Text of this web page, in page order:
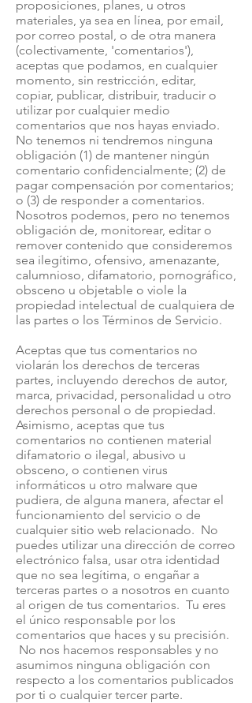
proposiciones, planes, u otros
materiales, ya sea en línea, por email,
por correo postal, o de otra manera
(colectivamente, 'comentarios'),
aceptas que podamos, en cualquier
momento, sin restricción, editar,
copiar, publicar, distribuir, traducir o
utilizar por cualquier medio
comentarios que nos hayas enviado.
No tenemos ni tendremos ninguna
obligación (1) de mantener ningún
comentario confidencialmente; (2) de
pagar compensación por comentarios;
o (3) de responder a comentarios.
Nosotros podemos, pero no tenemos
obligación de, monitorear, editar o
remover contenido que consideremos
sea ilegítimo, ofensivo, amenazante,
calumnioso, difamatorio, pornográfico,
obsceno u objetable o viole la
propiedad intelectual de cualquiera de
las partes o los Términos de Servicio.
Aceptas que tus comentarios no
violarán los derechos de terceras
partes, incluyendo derechos de autor,
marca, privacidad, personalidad u otro
derechos personal o de propiedad.
Asimismo, aceptas que tus
comentarios no contienen material
difamatorio o ilegal, abusivo u
obsceno, o contienen virus
informáticos u otro malware que
pudiera, de alguna manera, afectar el
funcionamiento del servicio o de
cualquier sitio web relacionado. No
puedes utilizar una dirección de correo
electrónico falsa, usar otra identidad
que no sea legítima, o engañar a
terceras partes o a nosotros en cuanto
al origen de tus comentarios. Tu eres
el único responsable por los
comentarios que haces y su precisión.
No nos hacemos responsables y no
asumimos ninguna obligación con
respecto a los comentarios publicados
por ti o cualquier tercer parte.